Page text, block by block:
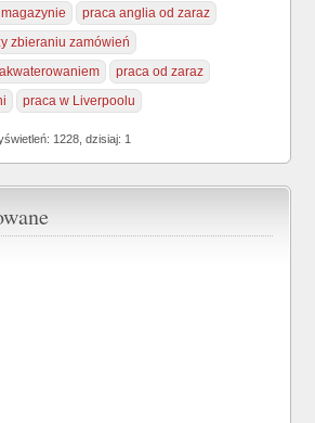
praca anglia od zaraz
zbieraniu zamówień
praca od zaraz
praca w Liverpoolu
1228, dzisiaj: 1